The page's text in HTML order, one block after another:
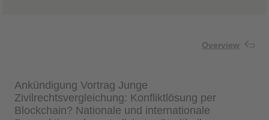
Overview
Ankündigung Vortrag Junge
Zivilrechtsvergleichung: Konfliktlösung per
Blockchain? Nationale und internationale